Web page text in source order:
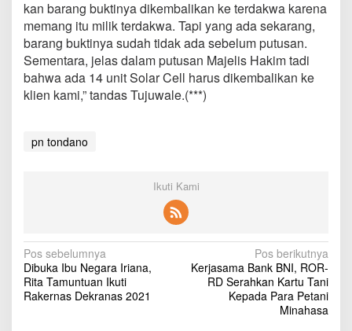
kan barang buktinya dikembalikan ke terdakwa karena
memang itu milik terdakwa. Tapi yang ada sekarang,
barang buktinya sudah tidak ada sebelum putusan.
Sementara, jelas dalam putusan Majelis Hakim tadi
bahwa ada 14 unit Solar Cell harus dikembalikan ke
klien kami,” tandas Tujuwale.(***)
pn tondano
Ikuti Kami
N
a
v
Pos sebelumnya
Dibuka Ibu Negara Iriana,
Rita Tamuntuan Ikuti
Rakernas Dekranas 2021
Pos berikutnya
Kerjasama Bank BNI, ROR-
RD Serahkan Kartu Tani
Kepada Para Petani
Minahasa